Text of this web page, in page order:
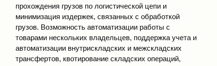
прохождения грузов по логистической цепи и
минимизация издержек, связанных с обработкой
грузов. Возможность автоматизации работы с
товарами нескольких владельцев, поддержка учета и
автоматизации внутрискладских и межскладских
трансфертов, квотирование складских операций,